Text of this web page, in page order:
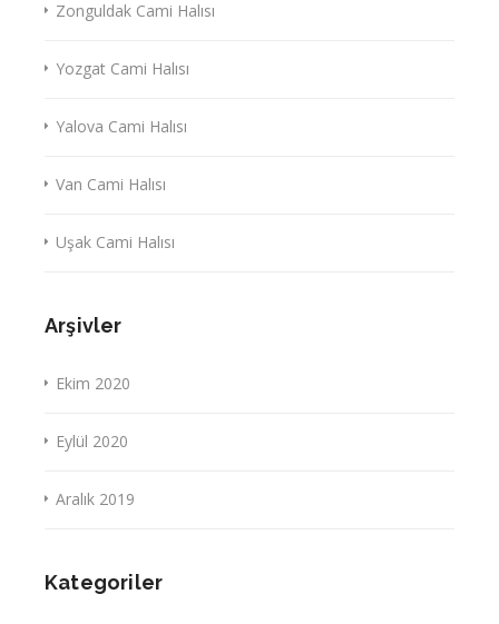
Zonguldak Cami Halısı
Yozgat Cami Halısı
Yalova Cami Halısı
Van Cami Halısı
Uşak Cami Halısı
Arşivler
Ekim 2020
Eylül 2020
Aralık 2019
Kategoriler